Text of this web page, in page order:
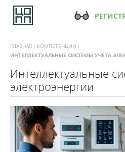
ГЛАВНАЯ КОМПЕТЕНЦИИ
ИНТЕЛЛЕКТУАЛЬНЫЕ СИСТЕМЫ УЧЕТА
Интеллектуальные
электроэнергии